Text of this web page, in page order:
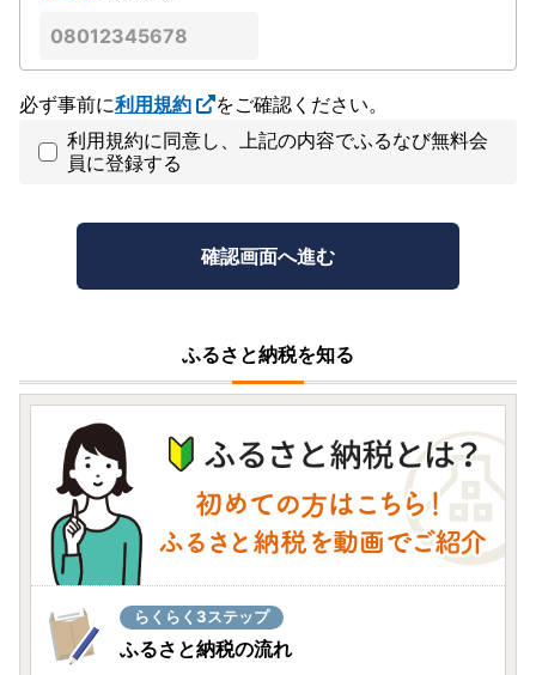
必ず事前に利用規約
をご確認ください。
利用規約に同意し、上記の内容でふるなび無料会
員に登録する
ふるさと納税を知る
らくらく3ステップ
ふるさと納税の流れ